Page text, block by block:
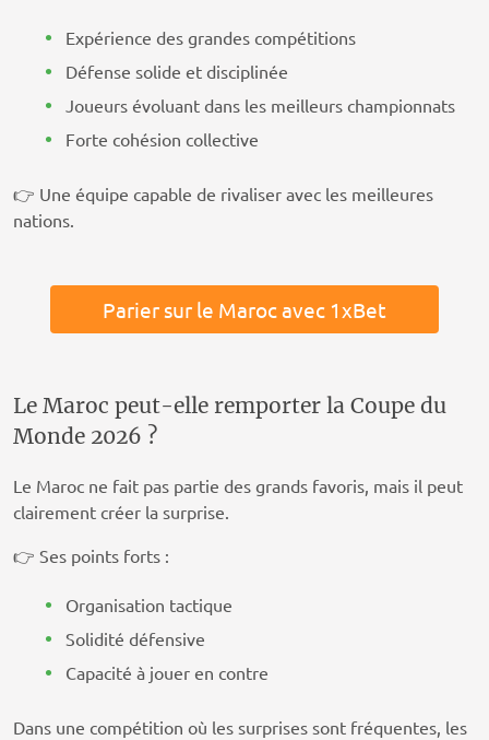
Expérience des grandes compétitions
Défense solide et disciplinée
Joueurs évoluant dans les meilleurs championnats
Forte cohésion collective
👉 Une équipe capable de rivaliser avec les meilleures
nations.
Parier sur le Maroc avec 1xBet
Le Maroc peut-elle remporter la Coupe du
Monde 2026 ?
Le Maroc ne fait pas partie des grands favoris, mais il peut
clairement créer la surprise.
👉 Ses points forts :
Organisation tactique
Solidité défensive
Capacité à jouer en contre
Dans une compétition où les surprises sont fréquentes, les